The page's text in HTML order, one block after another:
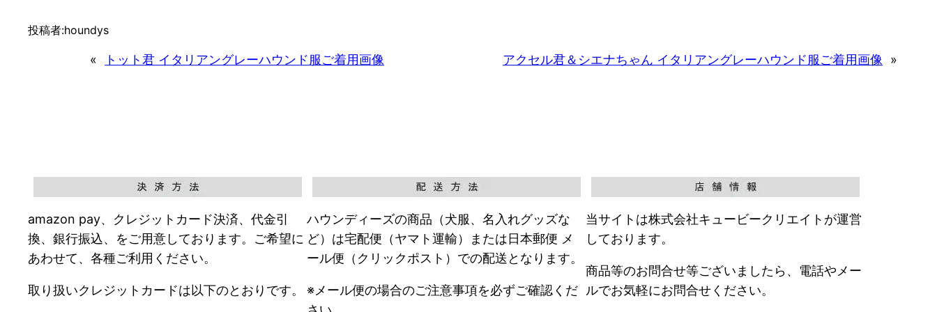
投稿者:houndys
« トット君 イタリアングレーハウンド服ご着用画像 アクセル君＆シエナちゃん イタリアングレーハウンド服ご着用画像 »
amazon pay、クレジットカード決済、代金引
換、銀行振込、をご用意しております。ご希望に
あわせて、各種ご利用ください。
取り扱いクレジットカードは以下のとおりです。
ハウンディーズの商品（犬服、名入れグッズな
ど）は宅配便（ヤマト運輸）または日本郵便 メ
ール便（クリックポスト）での配送となります。
※メール便の場合のご注意事項を必ずご確認くだ
当サイトは株式会社キュービークリエイトが運営
しております。
商品等のお問合せ等ございましたら、電話やメー
ルでお気軽にお問合せください。